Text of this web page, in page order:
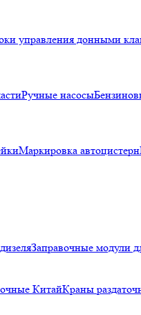
управления донными
Ручные насосы
Маркировка автоцистерн
Заправочные модули
КитайКраны